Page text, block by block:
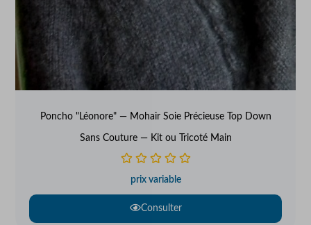
Poncho "Léonore" — Mohair Soie Précieuse Top Down
Sans Couture — Kit ou Tricoté Main
prix variable
Consulter